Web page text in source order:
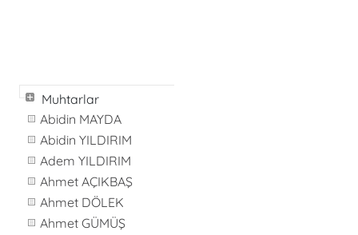
Muhtarlar
Abidin MAYDA
Abidin YILDIRIM
Adem YILDIRIM
Ahmet AÇIKBAŞ
Ahmet DÖLEK
Ahmet GÜMÜŞ